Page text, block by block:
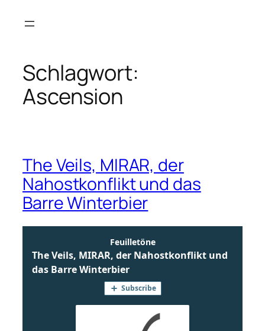
Inhalt
Schlagwort:
Ascension
The Veils, MIRAR, der
Nahostkonflikt und das
Barre Winterbier